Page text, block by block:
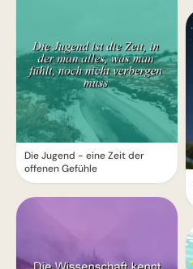
Die Jugend - eine Zeit der
offenen Gefühle